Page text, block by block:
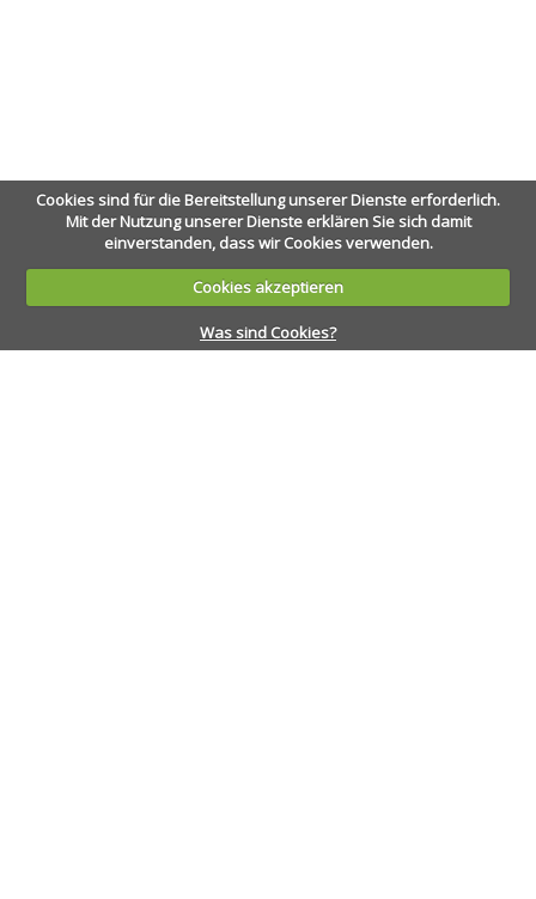
Cookies sind für die Bereitstellung unserer Dienste erforderlich.
Mit der Nutzung unserer Dienste erklären Sie sich damit
einverstanden, dass wir Cookies verwenden.
Cookies akzeptieren
Was sind Cookies?